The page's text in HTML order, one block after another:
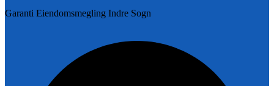
Garanti Eiendomsmegling Indre Sogn